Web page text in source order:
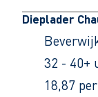
Dieplader
32 - 40+
18,87